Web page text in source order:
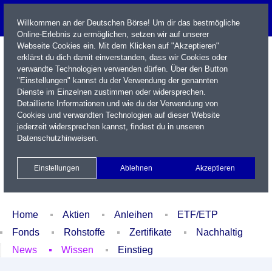
Name / WKN / ISIN / Kürzel
Xetra Realtime
Watchlist Portfolio Login
Home Aktien Anleihen
ETF/ETP
Fonds
Rohstoffe Zertifikate
Nachhaltig
News
Wissen Einstieg
Willkommen an der Deutschen Börse! Um dir das bestmögliche
Online-Erlebnis zu ermöglichen, setzen wir auf unserer
Webseite Cookies ein. Mit dem Klicken auf "Akzeptieren"
erklärst du dich damit einverstanden, dass wir Cookies oder
verwandte Technologien verwenden dürfen. Über den Button
"Einstellungen" kannst du der Verwendung der genannten
Dienste im Einzelnen zustimmen oder widersprechen.
Detaillierte Informationen und wie du der Verwendung von
Cookies und verwandten Technologien auf dieser Website
jederzeit widersprechen kannst, findest du in unseren
Datenschutzhinweisen.
Einstellungen Ablehnen Akzeptieren